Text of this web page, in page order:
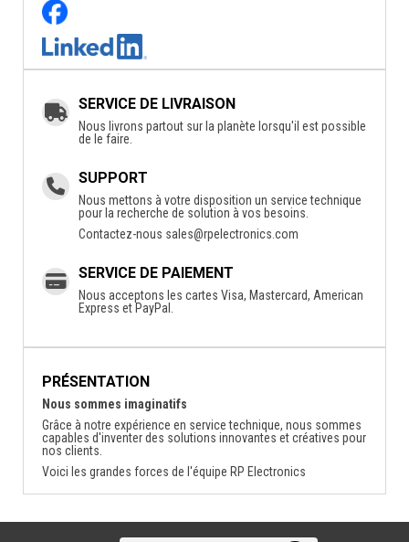
SERVICE DE LIVRAISON
Nous livrons partout sur la planète lorsqu'il est possible
de le faire.
SUPPORT
Nous mettons à votre disposition un service technique
pour la recherche de solution à vos besoins.
Contactez-nous sales@rpelectronics.com
SERVICE DE PAIEMENT
Nous acceptons les cartes Visa, Mastercard, American
Express et PayPal.
PRÉSENTATION
Nous sommes imaginatifs
Grâce à notre expérience en service technique, nous sommes
capables d'inventer des solutions innovantes et créatives pour
nos clients.
Voici les grandes forces de l'équipe RP Electronics